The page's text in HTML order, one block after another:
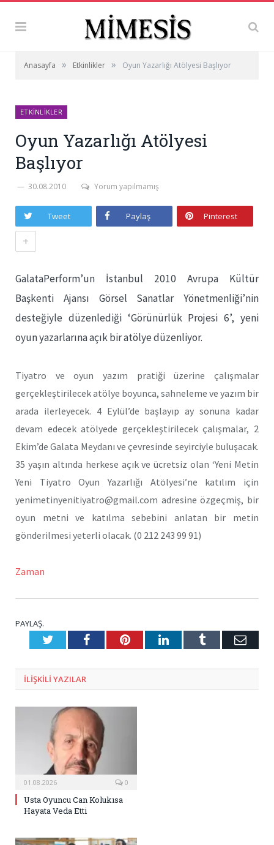
Anasayfa » Etkinlikler » Oyun Yazarlığı Atölyesi Başlıyor
ETKINLIKLER
Oyun Yazarlığı Atölyesi
Başlıyor
30.08.2010 Yorum yapılmamış
Tweet Paylaş Pinterest
+
GalataPerform’un İstanbul 2010 Avrupa Kültür
Başkenti Ajansı Görsel Sanatlar Yönetmenliği’nin
desteğiyle düzenlediği ‘Görünürlük Projesi 6’, yeni
oyun yazarlarına açık bir atölye düzenliyor.
Tiyatro ve oyun yazım pratiği üzerine çalışmalar
gerçekleştirilecek atölye boyunca, sahneleme ve yazım bir
arada ilerleyecek. 4 Eylül’de başlayıp ay sonuna kadar
devam edecek atölyede gerçekleştirilecek çalışmalar, 2
Ekim’de Galata Meydanı ve çevresinde seyirciyle buluşacak.
35 yaşın altında herkese açık ve ücretsiz olan ‘Yeni Metin
Yeni Tiyatro Oyun Yazarlığı Atölyesi’ne katılım için
yenimetinyenitiyatro@gmail.com adresine özgeçmiş, bir
oyun metni ve katılma sebebini anlatan bir metin
gönderilmesi yeterli olacak. (0 212 243 99 91)
Zaman
PAYLAŞ.
TwitterFacebookPinterestLinkedInTumblr E-
ILIŞKILI YAZILAR
01.08.2026 0
Usta Oyuncu Can Kolukısa
Hayata Veda Etti